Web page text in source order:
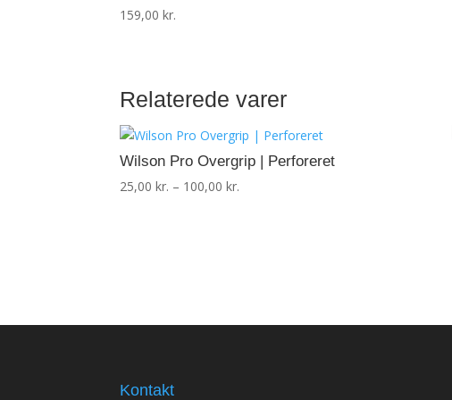
159,00kr.
Relaterede varer
Wilson Pro Overgrip | Perforeret
25,00kr. – 100,00kr.
Kontakt